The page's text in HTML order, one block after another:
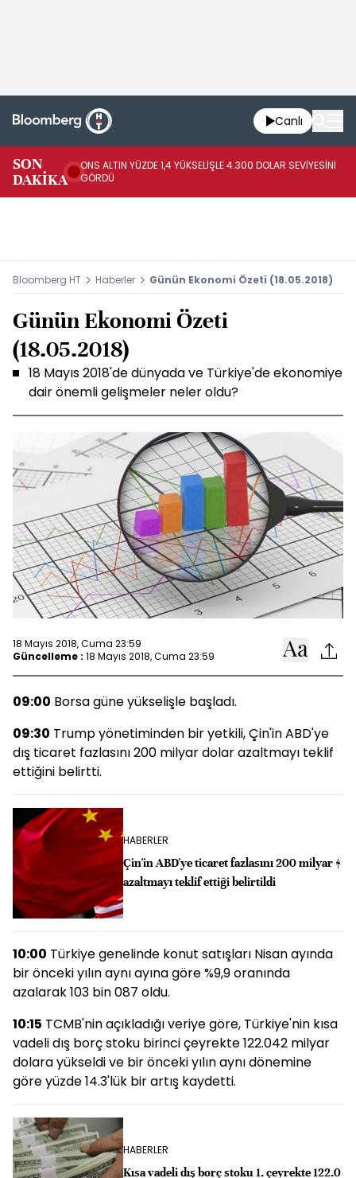
Canlı
SON
DAKİKA
ONS ALTIN YÜZDE 1,4 YÜKSELİŞLE 4.300 DOLAR SEVİYESİNİ
GÖRDÜ
Bloomberg HT Haberler Günün Ekonomi Özeti (18.05.2018)
Günün Ekonomi Özeti
(18.05.2018)
18 Mayıs 2018'de dünyada ve Türkiye'de ekonomiye
dair önemli gelişmeler neler oldu?
18 Mayıs 2018, Cuma 23:59
Güncelleme : 18 Mayıs 2018, Cuma 23:59
09:00 Borsa güne yükselişle başladı.
09:30 Trump yönetiminden bir yetkili, Çin'in ABD'ye
dış ticaret fazlasını 200 milyar dolar azaltmayı teklif
ettiğini belirtti.
HABERLER
Çin'in ABD'ye ticaret fazlasını 200 milyar $
azaltmayı teklif ettiği belirtildi
10:00 Türkiye genelinde konut satışları Nisan ayında
bir önceki yılın aynı ayına göre %9,9 oranında
azalarak 103 bin 087 oldu.
10:15 TCMB'nin açıkladığı veriye göre, Türkiye'nin kısa
vadeli dış borç stoku birinci çeyrekte 122.042 milyar
dolara yükseldi ve bir önceki yılın aynı dönemine
göre yüzde 14.3'lük bir artış kaydetti.
HABERLER
Kısa vadeli dış borç stoku 1. çeyrekte 122.0